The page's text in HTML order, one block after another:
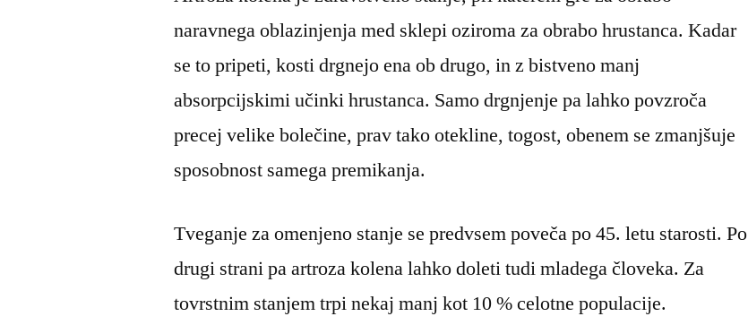
naravnega oblazinjenja med sklepi oziroma za obrabo hrustanca. Kadar
se to pripeti, kosti drgnejo ena ob drugo, in z bistveno manj
absorpcijskimi učinki hrustanca. Samo drgnjenje pa lahko povzroča
precej velike bolečine, prav tako otekline, togost, obenem se zmanjšuje
sposobnost samega premikanja.
Tveganje za omenjeno stanje se predvsem poveča po 45. letu starosti. Po
drugi strani pa artroza kolena lahko doleti tudi mladega človeka. Za
tovrstnim stanjem trpi nekaj manj kot 10 % celotne populacije.